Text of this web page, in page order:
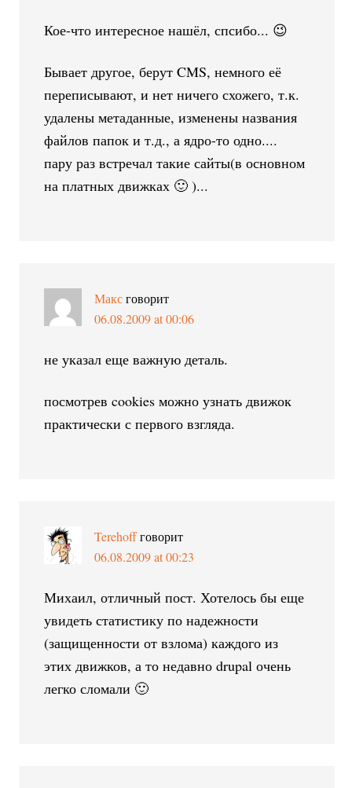
Кое-что интересное нашёл, спсибо... 😉
Бывает другое, берут CMS, немного её
переписывают, и нет ничего схожего, т.к.
удалены метаданные, изменены названия
файлов папок и т.д., а ядро-то одно....
пару раз встречал такие сайты(в основном
на платных движках 🙂 )...
Макс говорит
06.08.2009 at 00:06
не указал еще важную деталь.
посмотрев cookies можно узнать движок
практически с первого взгляда.
Terehoffговорит
06.08.2009 at 00:23
Михаил, отличный пост. Хотелось бы еще
увидеть статистику по надежности
(защищенности от взлома) каждого из
этих движков, а то недавно drupal очень
легко сломали 🙂